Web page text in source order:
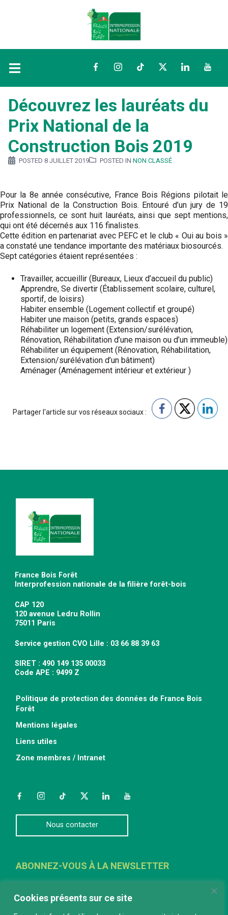
Cookies présents sur ce site
FacebookInstagramTikTokTwitterLinkedIn
Découvrez les lauréats du
Prix National de la
Construction Bois 2019
POSTED 8 JUILLET 2019 POSTED IN NON CLASSÉ
Pour la 8e année consécutive, France Bois Régions pilotait le
Prix National de la Construction Bois. Entouré d’un jury de 19
professionnels, ce sont huit lauréats, ainsi que sept mentions,
qui ont été décernés aux 116 finalistes.
Cette édition en partenariat avec PEFC et le club « Oui au bois »
a constaté une tendance importante des matériaux biosourcés.
Sept catégories étaient représentées :
Travailler, accueillir (Bureaux, Lieux d’accueil du public)
Apprendre, Se divertir (Établissement scolaire, culturel,
sportif, de loisirs)
Habiter ensemble (Logement collectif et groupé)
Habiter une maison (petits, grands espaces)
Réhabiliter un logement (Extension/surélévation,
Rénovation, Réhabilitation d’une maison ou d’un immeuble)
Réhabiliter un équipement (Rénovation, Réhabilitation,
Extension/surélévation d’un bâtiment)
Aménager (Aménagement intérieur et extérieur )
Partager l'article sur vos réseaux sociaux :
France Bois Forêt
Interprofession nationale de la filière forêt-bois
CAP 120
120 avenue Ledru Rollin
75011 Paris
Service gestion CVO Lille : 03 66 88 39 63
SIRET : 490 149 135 00033
Code APE : 9499 Z
Politique de protection des données de France Bois
Forêt
Mentions légales
Liens utiles
Zone membres / Intranet
FacebookInstagramTikTokTwitterLinkedInYouTube
Nous contacter
ABONNEZ-VOUS À LA NEWSLETTER
E-mail